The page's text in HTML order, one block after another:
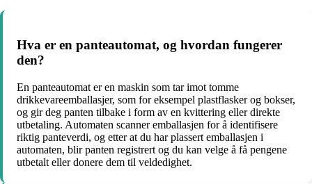
Hva er en panteautomat, og hvordan fungerer
den?
En panteautomat er en maskin som tar imot tomme
drikkevareemballasjer, som for eksempel plastflasker og bokser,
og gir deg panten tilbake i form av en kvittering eller direkte
utbetaling. Automaten scanner emballasjen for å identifisere
riktig panteverdi, og etter at du har plassert emballasjen i
automaten, blir panten registrert og du kan velge å få pengene
utbetalt eller donere dem til veldedighet.